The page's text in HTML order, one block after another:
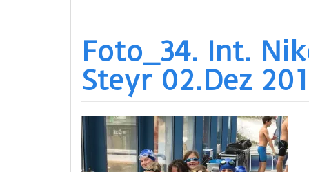
Foto_34. Int.
Steyr 02.Dez